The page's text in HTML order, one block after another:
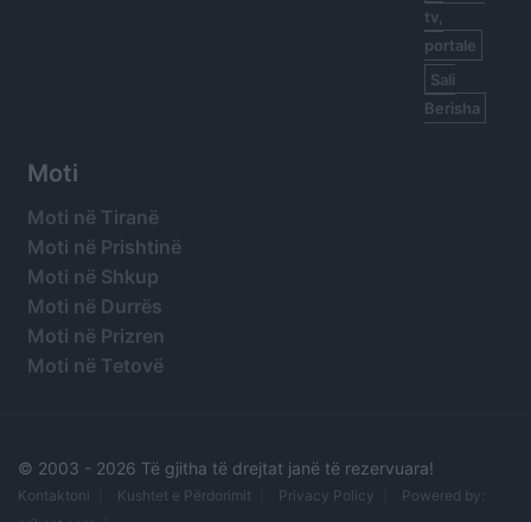
tv,
portale
Sali
Berisha
Moti
Moti në Tiranë
Moti në Prishtinë
Moti në Shkup
Moti në Durrës
Moti në Prizren
Moti në Tetovë
© 2003 - 2026 Të gjitha të drejtat janë të rezervuara!
Kontaktoni Kushtet e Përdorimit Privacy Policy
Powered by: